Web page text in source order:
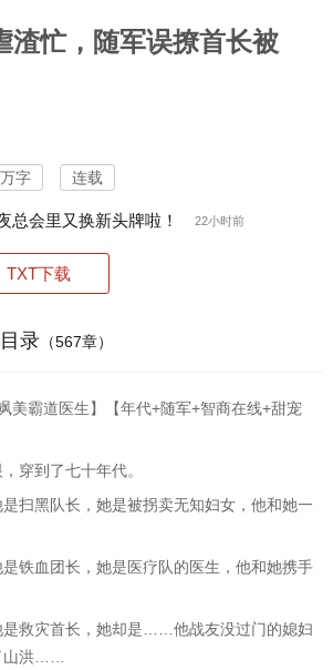
渣忙，随军误撩首长被
字 连载
总会里又换新头牌啦！ 22小时前
TXT下载
目录 （567章）
美霸道医生】【年代+随军+智商在线+甜宠
穿到了七十年代。
扫黑队长，她是被拐卖无知妇女，他和她一
铁血团长，她是医疗队的医生，他和她携手
是救灾首长，她却是……他战友没过门的媳妇
山洪……